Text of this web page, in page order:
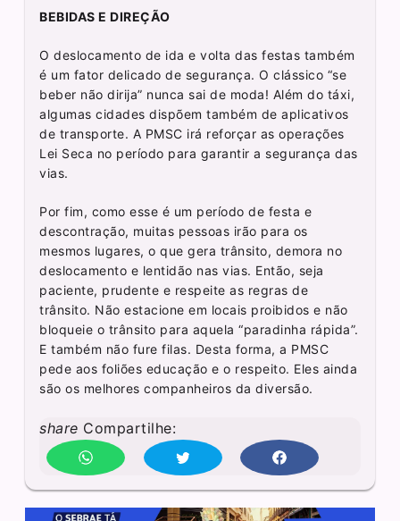
BEBIDAS E DIREÇÃO
O deslocamento de ida e volta das festas também
é um fator delicado de segurança. O clássico “se
beber não dirija” nunca sai de moda! Além do táxi,
algumas cidades dispõem também de aplicativos
de transporte. A PMSC irá reforçar as operações
Lei Seca no período para garantir a segurança das
vias.
Por fim, como esse é um período de festa e
descontração, muitas pessoas irão para os
mesmos lugares, o que gera trânsito, demora no
deslocamento e lentidão nas vias. Então, seja
paciente, prudente e respeite as regras de
trânsito. Não estacione em locais proibidos e não
bloqueie o trânsito para aquela “paradinha rápida”.
E também não fure filas. Desta forma, a PMSC
pede aos foliões educação e o respeito. Eles ainda
são os melhores companheiros da diversão.
share Compartilhe: